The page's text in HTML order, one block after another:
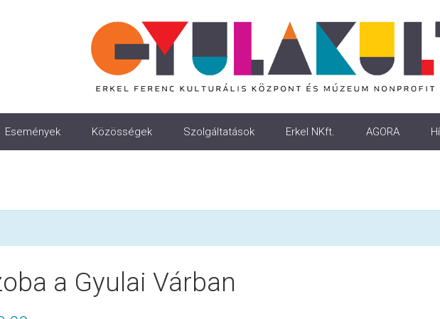
Események Közösségek Szolgáltatások Erkel NKft. AGORA
a Gyulai Várban